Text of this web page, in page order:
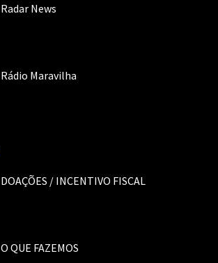
Radar News
Rádio Maravilha
DOAÇÕES / INCENTIVO FISCAL
O QUE FAZEMOS